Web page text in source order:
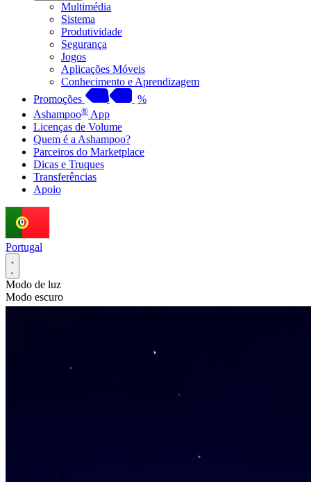
Multimédia
Sistema
Produtividade
Segurança
Jogos
Aplicações Móveis
Conhecimento e Aprendizagem
Promoções
%
Ashampoo® App
Licenças de Volume
Quem é a Ashampoo?
Parceiros do Marketplace
Dicas e Truques
Transferências
Apoio
Portugal
Modo de luz
Modo escuro